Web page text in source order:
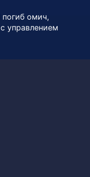
омич,
управлением